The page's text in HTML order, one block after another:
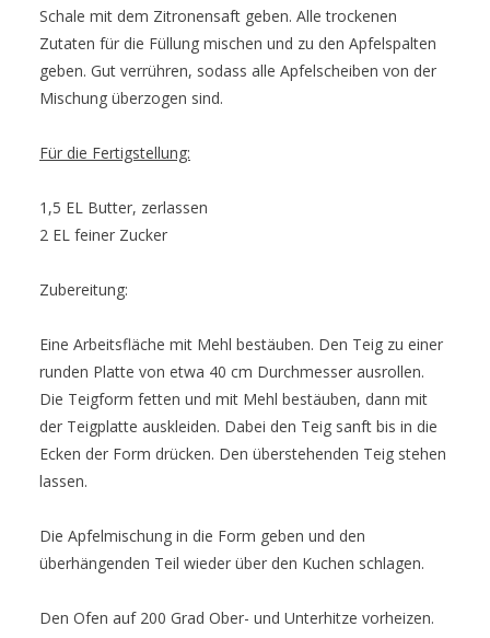
Schale mit dem Zitronensaft geben. Alle trockenen
Zutaten für die Füllung mischen und zu den Apfelspalten
geben. Gut verrühren, sodass alle Apfelscheiben von der
Mischung überzogen sind.
Für die Fertigstellung:
1,5 EL Butter, zerlassen
2 EL feiner Zucker
Zubereitung:
Eine Arbeitsfläche mit Mehl bestäuben. Den Teig zu einer
runden Platte von etwa 40 cm Durchmesser ausrollen.
Die Teigform fetten und mit Mehl bestäuben, dann mit
der Teigplatte auskleiden. Dabei den Teig sanft bis in die
Ecken der Form drücken. Den überstehenden Teig stehen
lassen.
Die Apfelmischung in die Form geben und den
überhängenden Teil wieder über den Kuchen schlagen.
Den Ofen auf 200 Grad Ober- und Unterhitze vorheizen.